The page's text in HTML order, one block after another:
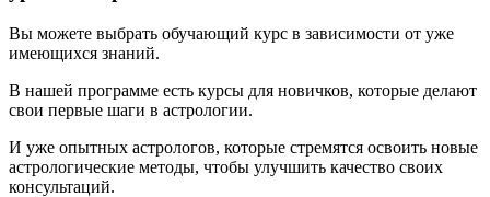
Вы можете выбрать обучающий курс в зависимости от уже
имеющихся знаний.
В нашей программе есть курсы для новичков, которые делают
свои первые шаги в астрологии.
И уже опытных астрологов, которые стремятся освоить новые
астрологические методы, чтобы улучшить качество своих
консультаций.